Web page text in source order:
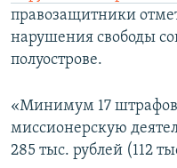
правозащитники
нарушения свободы
полуострове.
«Минимум 17
миссионерскую
285 тыс. рублей (112